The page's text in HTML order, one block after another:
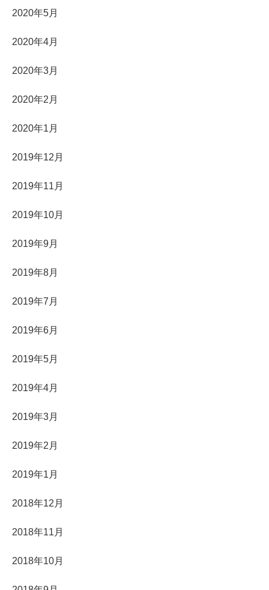
2020年5月
2020年4月
2020年3月
2020年2月
2020年1月
2019年12月
2019年11月
2019年10月
2019年9月
2019年8月
2019年7月
2019年6月
2019年5月
2019年4月
2019年3月
2019年2月
2019年1月
2018年12月
2018年11月
2018年10月